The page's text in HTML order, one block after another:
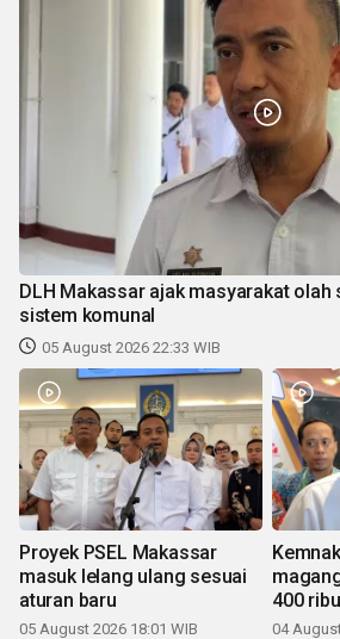
DLH Makassar ajak masyarakat olah
sistem komunal
05 August 2026 22:33 WIB
Proyek PSEL Makassar
masuk lelang ulang sesuai
aturan baru
05 August 2026 18:01 WIB
400
04